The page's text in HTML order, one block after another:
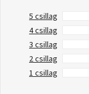
5 csillag
4 csillag
3 csillag
2 csillag
1 csillag